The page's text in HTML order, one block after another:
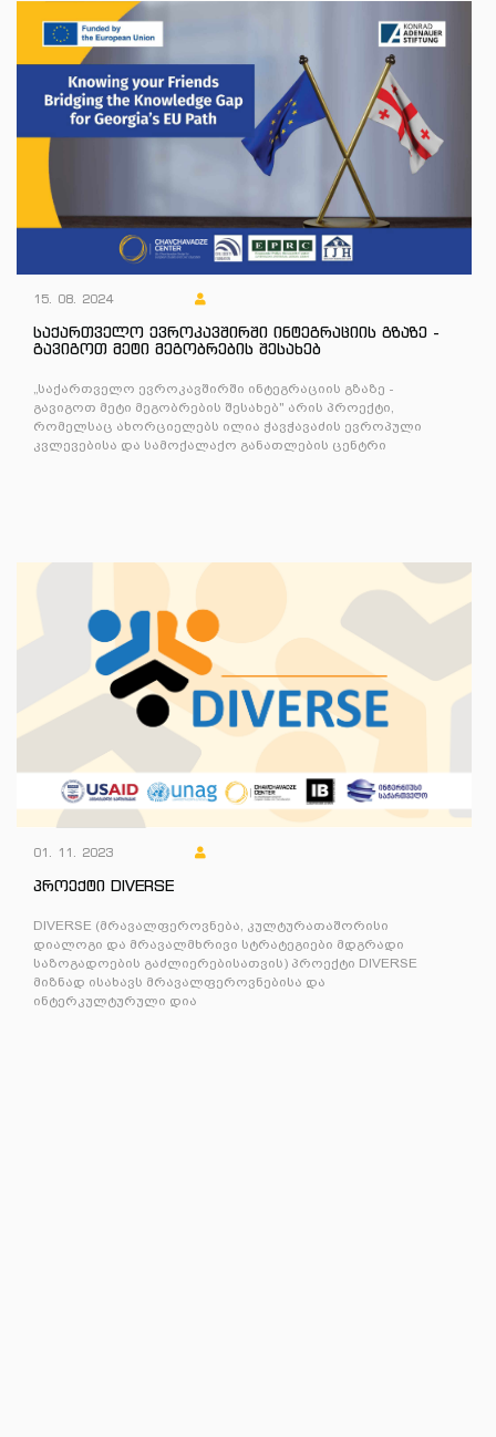
15. 08. 2024
საქართველო ევროკავშირში ინტეგრაციის გზაზე -
გავიგოთ მეტი მეგობრების შესახებ
„საქართველო ევროკავშირში ინტეგრაციის გზაზე -
გავიგოთ მეტი მეგობრების შესახებ" არის პროექტი,
რომელსაც ახორციელებს ილია ჭავჭავაძის ევროპული
კვლევებისა და სამოქალაქო განათლების ცენტრი
01. 11. 2023
პროექტი DIVERSE
DIVERSE (მრავალფეროვნება, კულტურათაშორისი
დიალოგი და მრავალმხრივი სტრატეგიები მდგრადი
საზოგადოების გაძლიერებისათვის) პროექტი DIVERSE
მიზნად ისახავს მრავალფეროვნებისა და
ინტერკულტურული დია